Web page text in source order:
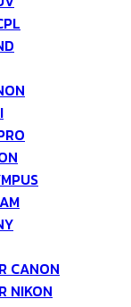
CANON
NIKON